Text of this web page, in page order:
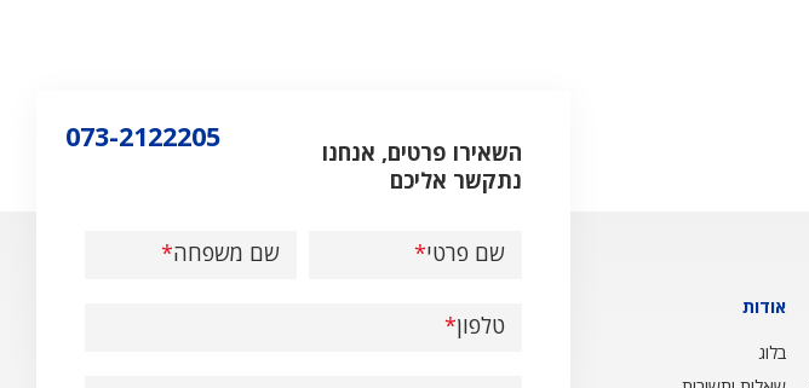
אודות
בלוג
073-2122205
השאירו פרטים, אנחנו
נתקשר אליכם
שם פרטי שם משפחה
טלפון